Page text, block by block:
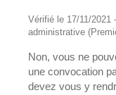
Vérifié le 17/11/2021
administrative
Non, vous ne
une convocation
devez vous y